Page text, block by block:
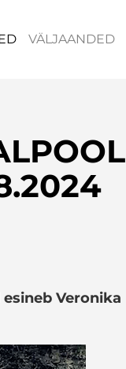
VÄLJAANDED
Veronika